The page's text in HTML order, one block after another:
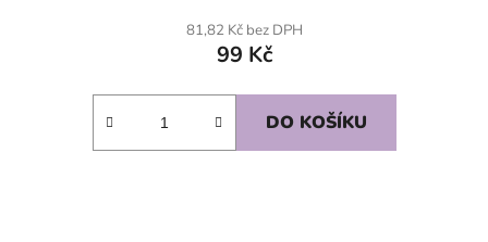
81,82 Kč bez DPH
99 Kč
DO KOŠÍKU